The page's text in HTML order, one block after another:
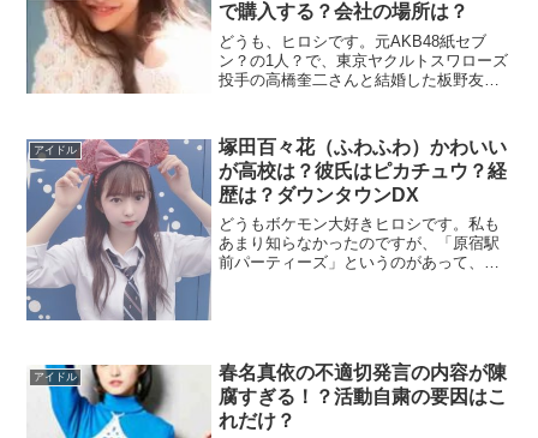
で購入する？会社の場所は？
どうも、ヒロシです。元AKB48紙セブ
ン？の1人？で、東京ヤクルトスワローズ
投手の高橋奎二さんと結婚した板野友美
会社の代表取締役に就任したようです。
因みに、AKB卒業生でブランドを...
アイドル
塚田百々花（ふわふわ）かわいい
が高校は？彼氏はピカチュウ？経
歴は？ダウンタウンDX
どうもボケモン大好きヒロシです。私も
あまり知らなかったのですが、「原宿駅
前パーティーズ」というのがあって、そ
場する...
アイドル
春名真依の不適切発言の内容が陳
腐すぎる！？活動自粛の要因はこ
れだけ？